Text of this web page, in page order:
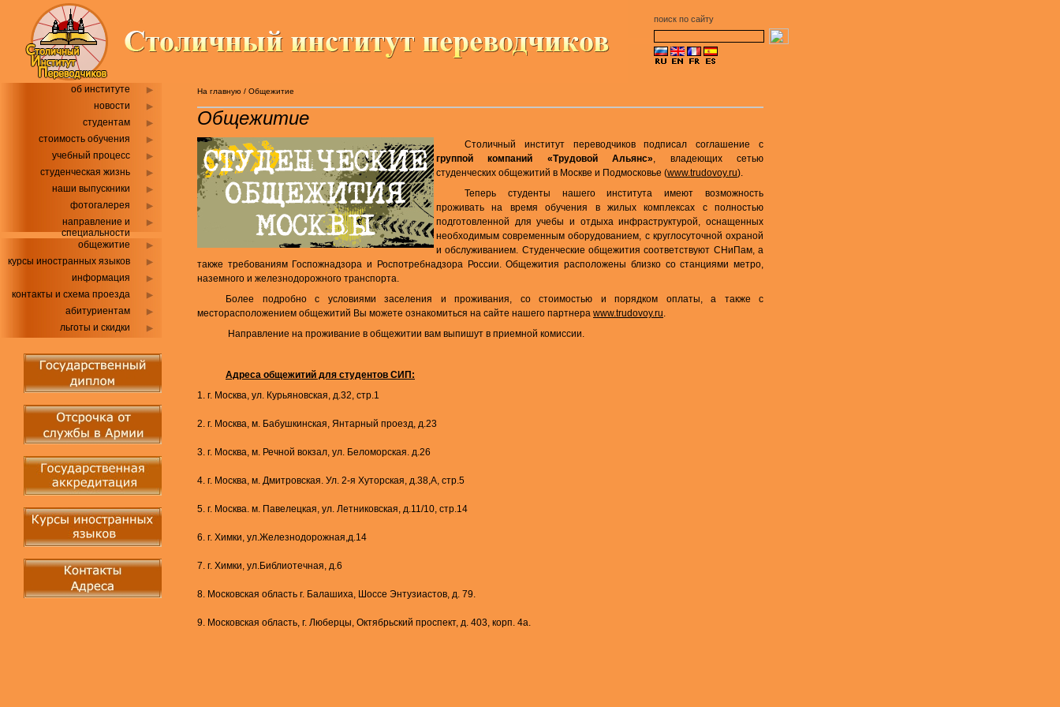
поиск по сайту
об институте
новости
студентам
стоимость обучения
учебный процесс
студенческая жизнь
наши выпускники
фотогалерея
направление и
специальности
общежитие
курсы иностранных языков
информация
контакты и схема проезда
абитуриентам
льготы и скидки
На главную / Общежитие
Общежитие
Столичный институт переводчиков подписал соглашение с
группой компаний «Трудовой Альянс», владеющих сетью
студенческих общежитий в Москве и Подмосковье (www.trudovoy.ru).
Теперь студенты нашего института имеют возможность
проживать на время обучения в жилых комплексах с полностью
подготовленной для учебы и отдыха инфраструктурой, оснащенных
необходимым современным оборудованием, с круглосуточной охраной
и обслуживанием. Студенческие общежития соответствуют СНиПам, а
также требованиям Госпожнадзора и Роспотребнадзора России. Общежития расположены близко со станциями метро,
наземного и железнодорожного транспорта.
Более подробно с условиями заселения и проживания, со стоимостью и порядком оплаты, а также с
месторасположением общежитий Вы можете ознакомиться на сайте нашего партнера www.trudovoy.ru.
Направление на проживание в общежитии вам выпишут в приемной комиссии.
Адреса общежитий для студентов СИП:
1. г. Москва, ул. Курьяновская, д.32, стр.1
2. г. Москва, м. Бабушкинская, Янтарный проезд, д.23
3. г. Москва, м. Речной вокзал, ул. Беломорская. д.26
4. г. Москва, м. Дмитровская. Ул. 2-я Хуторская, д.38,А, стр.5
5. г. Москва. м. Павелецкая, ул. Летниковская, д.11/10, стр.14
6. г. Химки, ул.Железнодорожная,д.14
7. г. Химки, ул.Библиотечная, д.6
8. Московская область г. Балашиха, Шоссе Энтузиастов, д. 79.
9. Московская область, г. Люберцы, Октябрьский проспект, д. 403, корп. 4а.